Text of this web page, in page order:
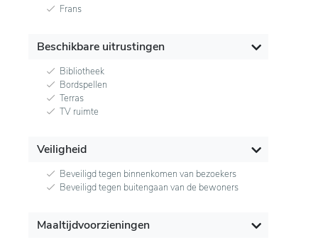
Frans
Beschikbare uitrustingen
Bibliotheek
Bordspellen
Terras
TV ruimte
Veiligheid
Beveiligd tegen binnenkomen van bezoekers
Beveiligd tegen buitengaan van de bewoners
Maaltijdvoorzieningen